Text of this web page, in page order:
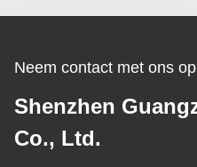
Neem contact met ons op
Shenzhen
Co., Ltd.